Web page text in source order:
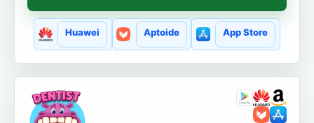
Huawei Aptoide App Store